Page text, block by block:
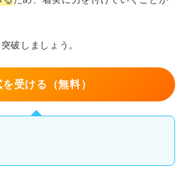
破しましょう。
受ける（無料）